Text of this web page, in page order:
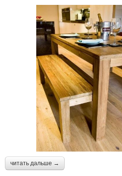
читать дальше →